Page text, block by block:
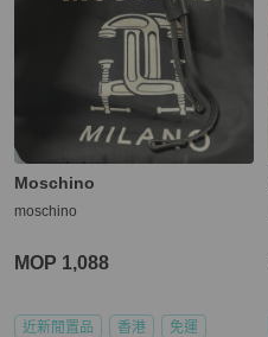
Moschino
moschino
MOP 1,088
近新閒置品 香港 免運